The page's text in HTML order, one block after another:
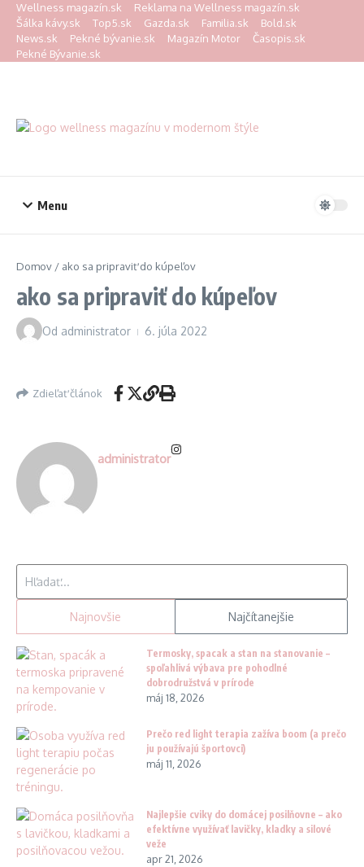
Preskočiť na obsah
Wellness magazín.sk
Reklama na Wellness magazín.sk
Šálka kávy.sk
Top5.sk Gazda.sk Familia.sk
Bold.sk
News.sk
Pekné bývanie.sk Magazín Motor
Časopis.sk
Pekné Bývanie.sk
Menu
Domov / ako sa pripraviť do kúpeľov
ako sa pripraviť do kúpeľov
Od administrator 6. júla 2022
Zdieľať článok
administrator
Najnovšie Najčítanejšie
Termosky, spacak a stan na stanovanie –
spoľahlivá výbava pre pohodlné
dobrodružstvá v prírode
máj 18, 2026
Prečo red light terapia zažíva boom (a prečo
ju používajú športovci)
máj 11, 2026
Najlepšie cviky do domácej posilňovne – ako
efektívne využívať lavičky, kladky a silové
veže
apr 21, 2026